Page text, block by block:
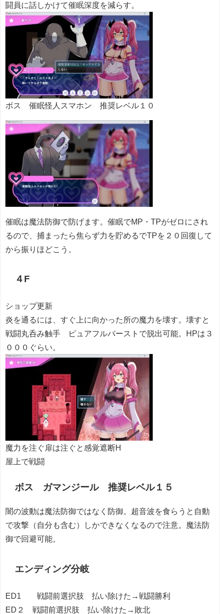
闘員に話しかけて催眠深度を減らす。
ボス 催眠怪人スマホン 推奨レベル１０
催眠は魔法防御で防げます。催眠でMP・TPがゼロにされ
るので、捕まったら焦らず力を貯めるでTPを２０回復して
から振りほどこう。
４F
ショップ更新
炎を通るには、すぐ上に向かった所の魔力を壊す。壊すと
戦闘丸呑み触手 ピュアフルバーストで脱出可能。HPは３
０００ぐらい。
魔力を注ぐ扉は注ぐと感覚遮断H
屋上で戦闘
ボス ガマンジール 推奨レベル１５
闇の波動は魔法防御ではなく防御。超音波を食らうと自動
で攻撃（自分も含む）しかできなくなるので注意。魔法防
御で回避可能。
エンディング分岐
ED1 戦闘前選択肢 払い除けた→戦闘勝利
ED２ 戦闘前選択肢 払い除けた→敗北